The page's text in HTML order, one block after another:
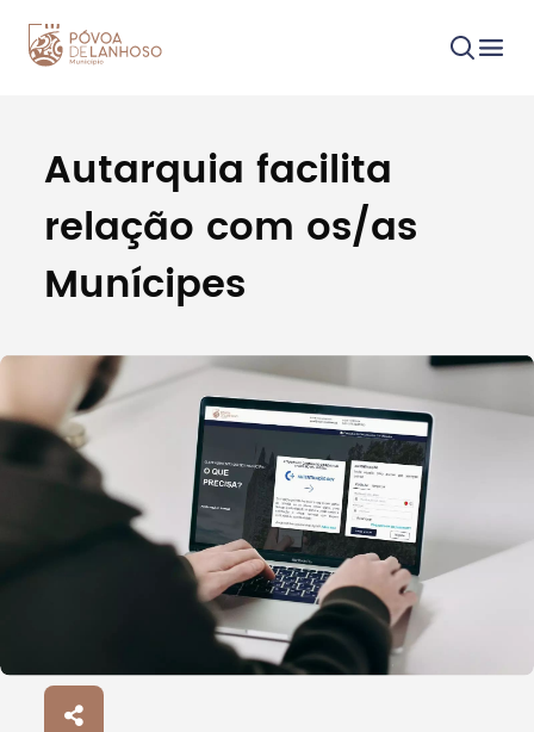
Procurar
Tipo de conteúdo
Filtros
Autarquia facilita
relação com os/as
Munícipes